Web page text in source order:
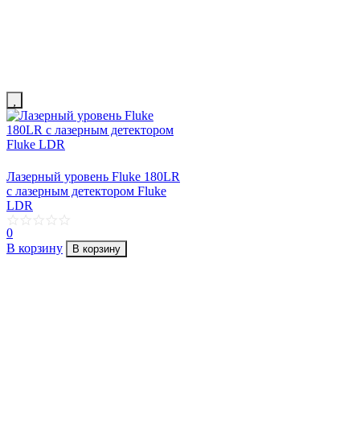
Лазерный уровень Fluke 180LR
с лазерным детектором Fluke
LDR
0
В корзину
В корзину